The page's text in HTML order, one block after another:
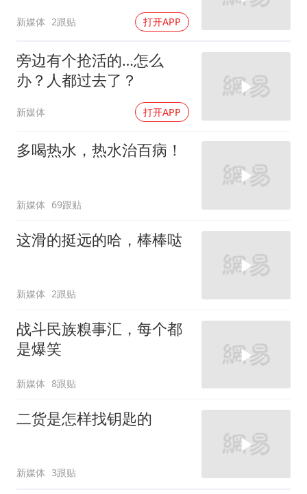
新媒体 2跟贴 打开APP
旁边有个抢活的…怎么
办？人都过去了？
新媒体 打开APP
多喝热水，热水治百病！
新媒体 69跟贴
这滑的挺远的哈，棒棒哒
新媒体 2跟贴
战斗民族糗事汇，每个都
是爆笑
新媒体 8跟贴
二货是怎样找钥匙的
新媒体 3跟贴